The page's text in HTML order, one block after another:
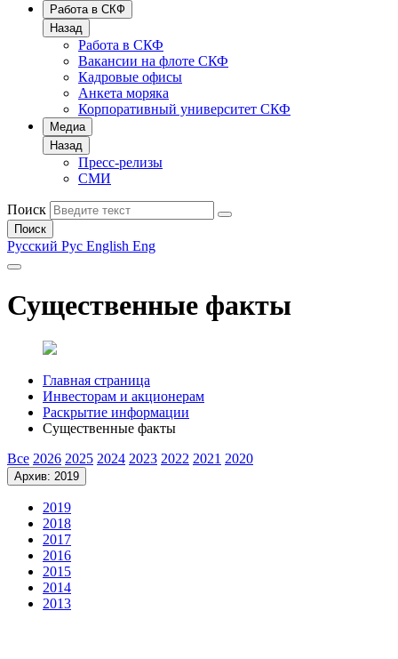
Работа в СКФ
Назад
Работа в СКФ
Вакансии на флоте СКФ
Кадровые офисы
Анкета моряка
Корпоративный университет СКФ
Медиа
Назад
Пресс-релизы
СМИ
Поиск
Поиск
Русский Рус English Eng
Существенные факты
Главная страница
Инвесторам и акционерам
Раскрытие информации
Существенные факты
Все 2026 2025 2024 2023 2022 2021 2020
Архив: 2019
2019
2018
2017
2016
2015
2014
2013